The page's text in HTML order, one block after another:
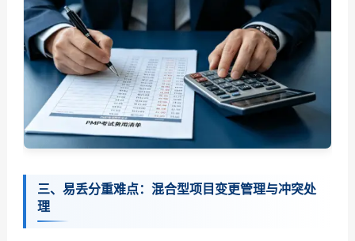
三、易丢分重难点：混合型项目变更管理与冲突处
理